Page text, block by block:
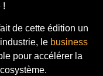
!
de cette édition un
le business
pour accélérer la